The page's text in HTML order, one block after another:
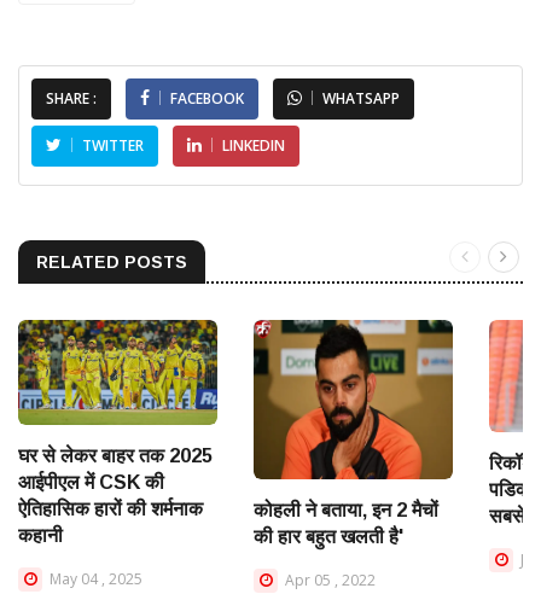
SHARE : FACEBOOK WHATSAPP
TWITTER LINKEDIN
RELATED POSTS
घर से लेकर बाहर तक 2025
आईपीएल में CSK की
ऐतिहासिक हारों की शर्मनाक
कहानी
May 04 , 2025
कोहली ने बताया, इन 2 मैचों
की हार बहुत खलती है'
Apr 05 , 2022
सबसे